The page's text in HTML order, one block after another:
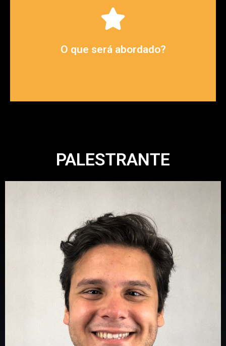
O que será abordado?
sobre o profissional de pré-vendas.
PALESTRANTE